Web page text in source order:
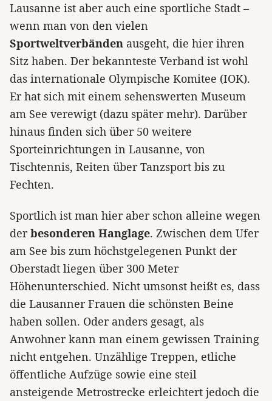
Lausanne ist aber auch eine sportliche Stadt –
wenn man von den vielen
Sportweltverbänden ausgeht, die hier ihren
Sitz haben. Der bekannteste Verband ist wohl
das internationale Olympische Komitee (IOK).
Er hat sich mit einem sehenswerten Museum
am See verewigt (dazu später mehr). Darüber
hinaus finden sich über 50 weitere
Sporteinrichtungen in Lausanne, von
Tischtennis, Reiten über Tanzsport bis zu
Fechten.
Sportlich ist man hier aber schon alleine wegen
derbesonderen Hanglage. Zwischen dem Ufer
am See bis zum höchstgelegenen Punkt der
Oberstadt liegen über 300 Meter
Höhenunterschied. Nicht umsonst heißt es, dass
die Lausanner Frauen die schönsten Beine
haben sollen. Oder anders gesagt, als
Anwohner kann man einem gewissen Training
nicht entgehen. Unzählige Treppen, etliche
öffentliche Aufzüge sowie eine steil
ansteigende Metrostrecke erleichtert jedoch die